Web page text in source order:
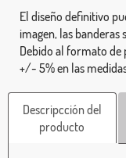
El diseño definitivo
imagen, las banderas
Debido al formato de
+/- 5% en las
Descripcción del
producto